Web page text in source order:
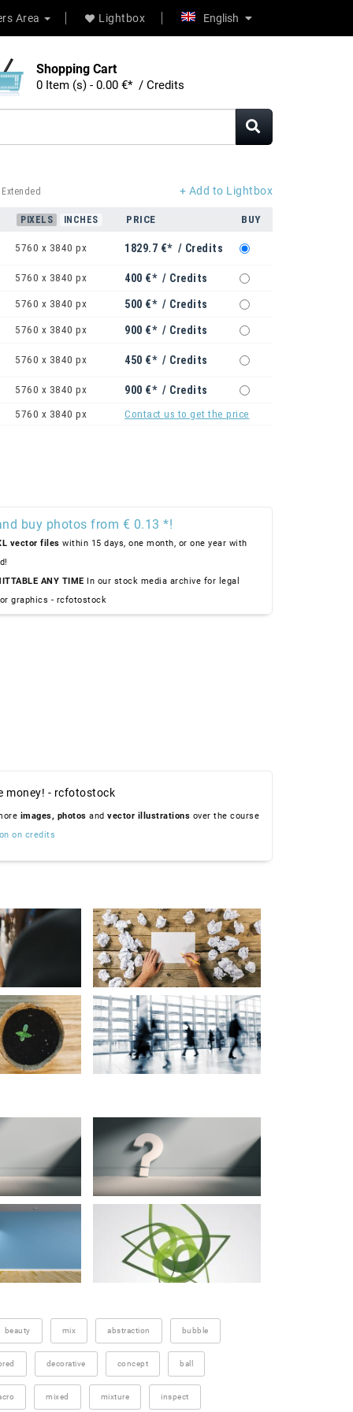
Area Lightbox English
Shopping Cart
0 Item (s) - 0.00 €* / Credits
+ Add to Lightbox
PIXELS INCHES PRICE BUY
5760 x 3840 px 1829.7 €* / Credits
5760 x 3840 px 400 €* / Credits
5760 x 3840 px 500 €* / Credits
5760 x 3840 px 900 €* / Credits
5760 x 3840 px 450 €* / Credits
5760 x 3840 px 900 €* / Credits
5760 x 3840 px Contact us to get the price
buy photos from € 0.13 *!
vector files within 15 days, one month, or one year with
ANY TIME In our stock media archive for legal
graphics - rcfotostock
money! - rcfotostock
images, photos and vector illustrations over the course
on credits
beauty mix abstraction bubble
decorative concept ball
mixed mixture inspect